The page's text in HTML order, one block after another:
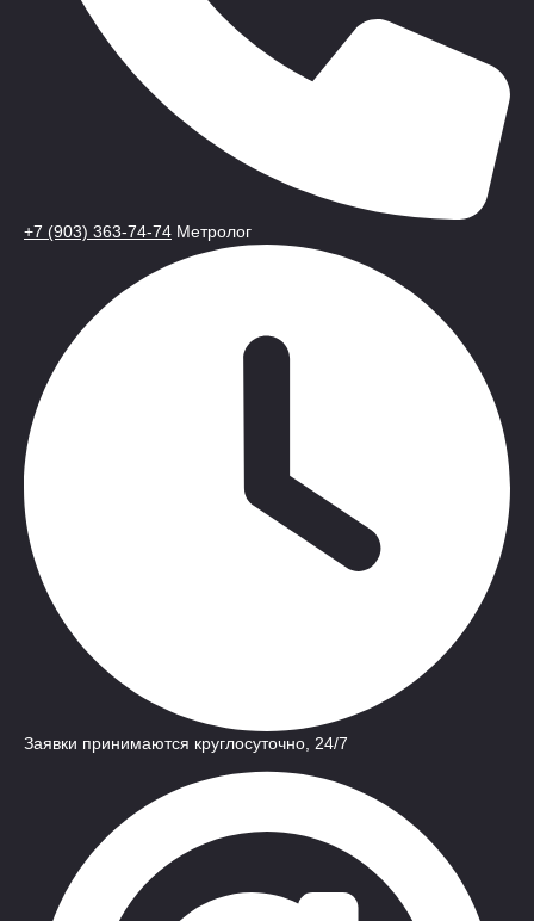
+7 (903) 363-74-74 Метролог
Заявки принимаются круглосуточно, 24/7